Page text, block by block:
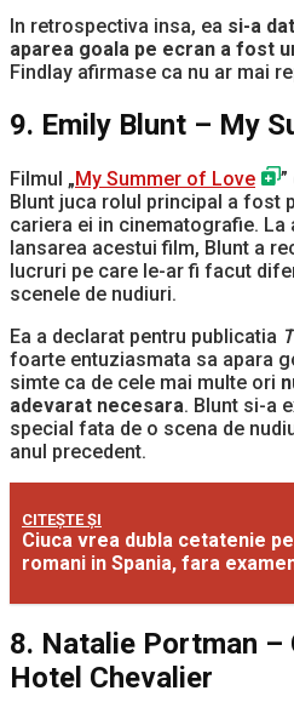
In retrospectiva insa, ea si-a
aparea goala pe ecran a fost
Findlay afirmase ca nu ar mai
9. Emily Blunt – My
Filmul „My Summer of Love
Blunt juca rolul principal a fost
cariera ei in cinematografie. La
lansarea acestui film, Blunt a
lucruri pe care le-ar fi facut
scenele de nudiuri.
Ea a declarat pentru publicatia
foarte entuziasmata sa apara
simte ca de cele mai multe ori
adevarat necesara. Blunt si-a
special fata de o scena de
anul precedent.
CITEȘTE ȘI
Ciuca vrea dubla cetatenie
romani in Spania, fara
8. Natalie Portman –
Hotel Chevalier